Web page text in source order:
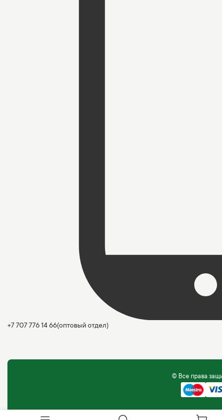
+7 707 776 14 66(оптовый отдел)
© Все права